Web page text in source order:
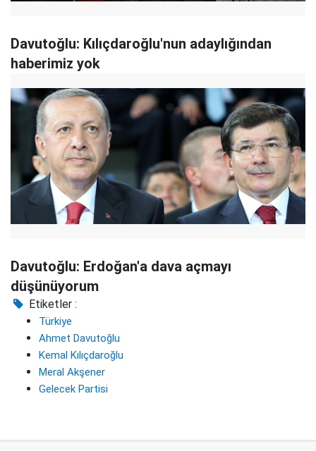
Davutoğlu: Kılıçdaroğlu'nun adaylığından
haberimiz yok
Davutoğlu: Erdoğan'a dava açmayı
düşünüyorum
Etiketler :
Türkiye
Ahmet Davutoğlu
Kemal Kılıçdaroğlu
Meral Akşener
Gelecek Partisi